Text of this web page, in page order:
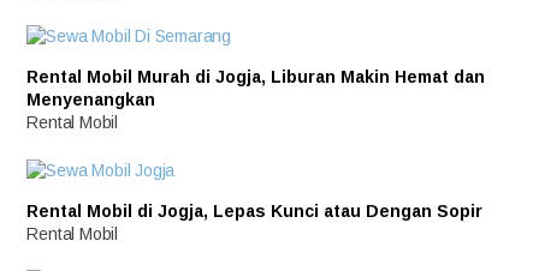
Rental Mobil Murah di Jogja, Liburan Makin Hemat dan
Menyenangkan
Rental Mobil
Rental Mobil di Jogja, Lepas Kunci atau Dengan Sopir
Rental Mobil